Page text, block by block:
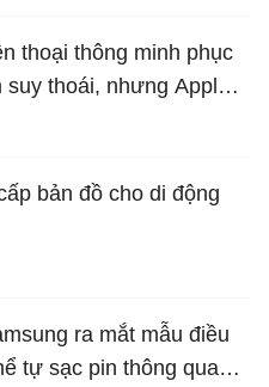
thoại thông minh phục
suy thoái, nhưng Apple
được thời cơ
bản đồ cho di động
ra mắt mẫu điều
tự sạc pin thông qua